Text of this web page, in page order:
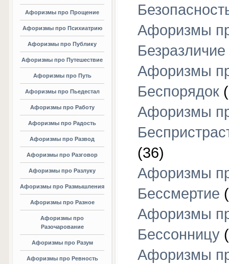
Афоризмы про Прощение
Афоризмы про Психиатрию
Афоризмы про Публику
Афоризмы про Путешествие
Афоризмы про Путь
Афоризмы про Пьедестал
Афоризмы про Работу
Афоризмы про Радость
Афоризмы про Развод
Афоризмы про Разговор
Афоризмы про Разлуку
Афоризмы про Размышления
Афоризмы про Разное
Афоризмы про
Разочарование
Афоризмы про Разум
Афоризмы про Ревность
Афоризмы
Безразличие
Афоризмы
Беспорядок
Афоризмы
(36)
Афоризмы
Бессмертие
Афоризмы
Бессонницу
Афоризмы